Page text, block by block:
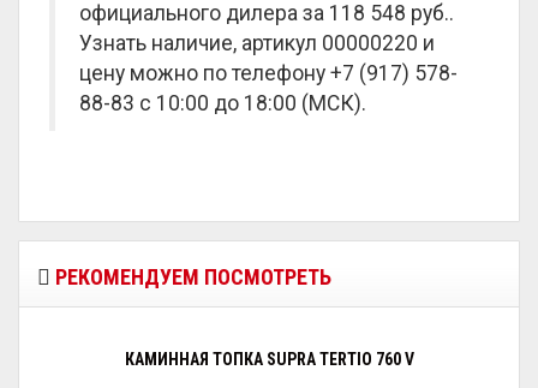
официального дилера за 118 548 руб..
Узнать наличие, артикул 00000220 и
цену можно по телефону +7 (917) 578-
88-83 с 10:00 до 18:00 (МСК).
РЕКОМЕНДУЕМ ПОСМОТРЕТЬ
КАМИННАЯ ТОПКА SUPRA TERTIO 760 V